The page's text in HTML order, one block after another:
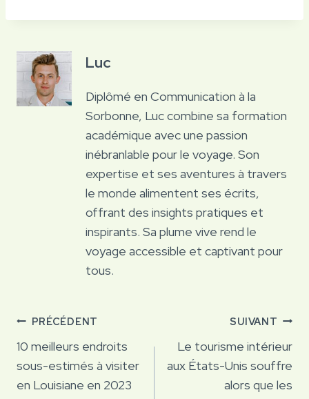
Luc
Diplômé en Communication à la
Sorbonne, Luc combine sa formation
académique avec une passion
inébranlable pour le voyage. Son
expertise et ses aventures à travers
le monde alimentent ses écrits,
offrant des insights pratiques et
inspirants. Sa plume vive rend le
voyage accessible et captivant pour
tous.
Navigation
de
l’article
PRÉCÉDENT
10 meilleurs endroits
sous-estimés à visiter
en Louisiane en 2023
SUIVANT
Le tourisme intérieur
aux États-Unis souffre
alors que les